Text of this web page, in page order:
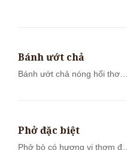
Bánh ướt chả
Bánh ướt chả nóng hổi thơm
Phở đặc biệt
Phở bò có hương vị thơm đặc